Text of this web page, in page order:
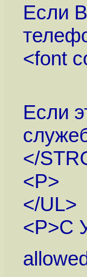
Если
<font
Если
</
<P>
</UL>
<P>С